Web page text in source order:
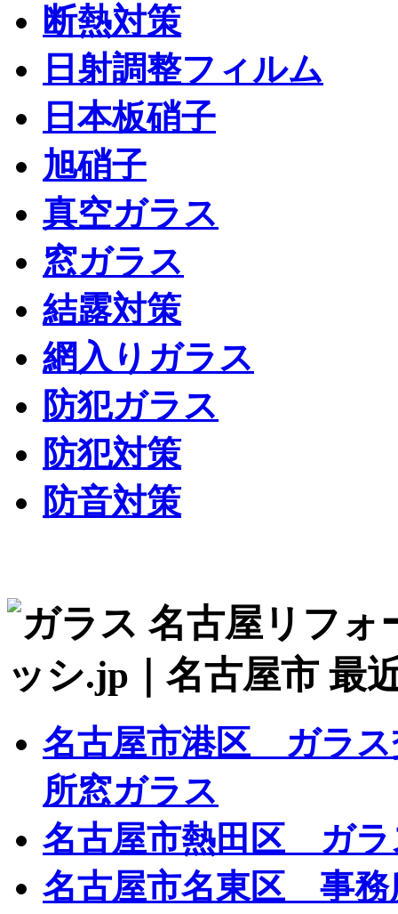
断熱対策
日射調整フィルム
日本板硝子
旭硝子
真空ガラス
窓ガラス
結露対策
網入りガラス
防犯ガラス
防犯対策
防音対策
名古屋市港区 ガラ
所窓ガラス
名古屋市熱田区 ガ
名古屋市名東区 事